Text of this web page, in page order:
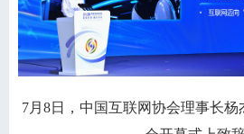
7月8日，中国互联网协会理事长杨